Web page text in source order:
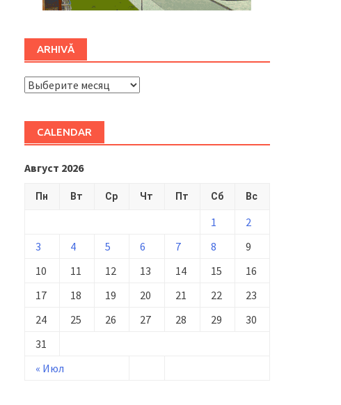
ARHIVĂ
ARHIVĂ
CALENDAR
Август 2026
Пн Вт Ср Чт Пт Сб Вс
« Июл
1
2
3
4 5 6 7 8
9
10
11 12 13 14 15
16
17
18 19 20 21 22
23
24
25 26 27 28 29
30
31